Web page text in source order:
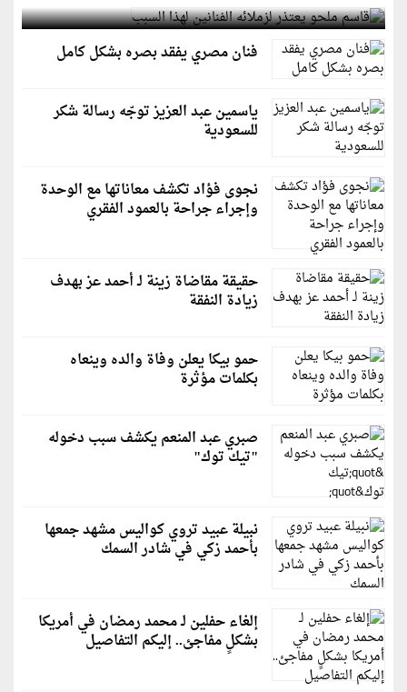
فنان مصري يفقد بصره بشكل كامل
ياسمين عبد العزيز توجّه رسالة شكر
للسعودية
نجوى فؤاد تكشف معاناتها مع الوحدة
وإجراء جراحة بالعمود الفقري
حقيقة مقاضاة زينة لـ أحمد عز بهدف
زيادة النفقة
حمو بيكا يعلن وفاة والده وينعاه
بكلمات مؤثرة
صبري عبد المنعم يكشف سبب دخوله
"تيك توك"
نبيلة عبيد تروي كواليس مشهد جمعها
بأحمد زكي في شادر السمك
إلغاء حفلين لـ محمد رمضان في أمريكا
بشكلٍ مفاجئ.. إليكم التفاصيل